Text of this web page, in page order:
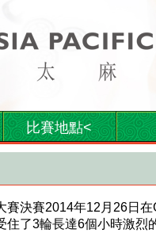
比賽地點<
賽決賽2014年12月26日
住了3輪長達6個小時激烈